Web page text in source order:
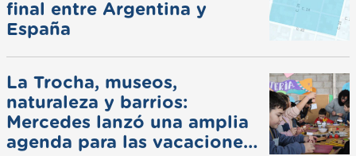
final entre Argentina y
España
La Trocha, museos,
naturaleza y barrios:
Mercedes lanzó una amplia
agenda para las vacaciones